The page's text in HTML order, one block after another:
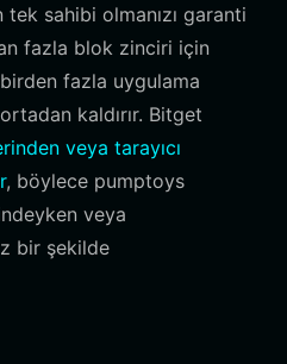
tek sahibi olmanızı garanti
fazla blok zinciri için
fazla uygulama
kaldırır. Bitget
veya tarayıcı
, böylece pumptoys
veya
bir şekilde